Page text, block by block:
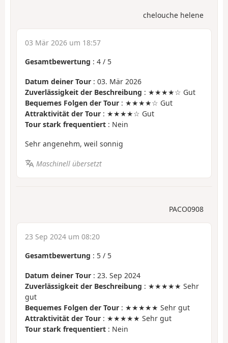
chelouche helene
03 Mär 2026 um 18:57
Gesamtbewertung : 4 / 5
Datum deiner Tour : 03. Mär 2026
Zuverlässigkeit der Beschreibung : ★★★★☆ Gut
Bequemes Folgen der Tour : ★★★★☆ Gut
Attraktivität der Tour : ★★★★☆ Gut
Tour stark frequentiert : Nein
Sehr angenehm, weil sonnig
Maschinell übersetzt
PACO0908
23 Sep 2024 um 08:20
Gesamtbewertung : 5 / 5
Datum deiner Tour : 23. Sep 2024
Zuverlässigkeit der Beschreibung : ★★★★★ Sehr
gut
Bequemes Folgen der Tour : ★★★★★ Sehr gut
Attraktivität der Tour : ★★★★★ Sehr gut
Tour stark frequentiert : Nein